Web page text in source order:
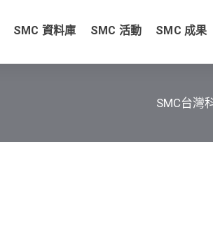
SMC 資料庫 SMC 活動 SMC 成果
SMC台灣